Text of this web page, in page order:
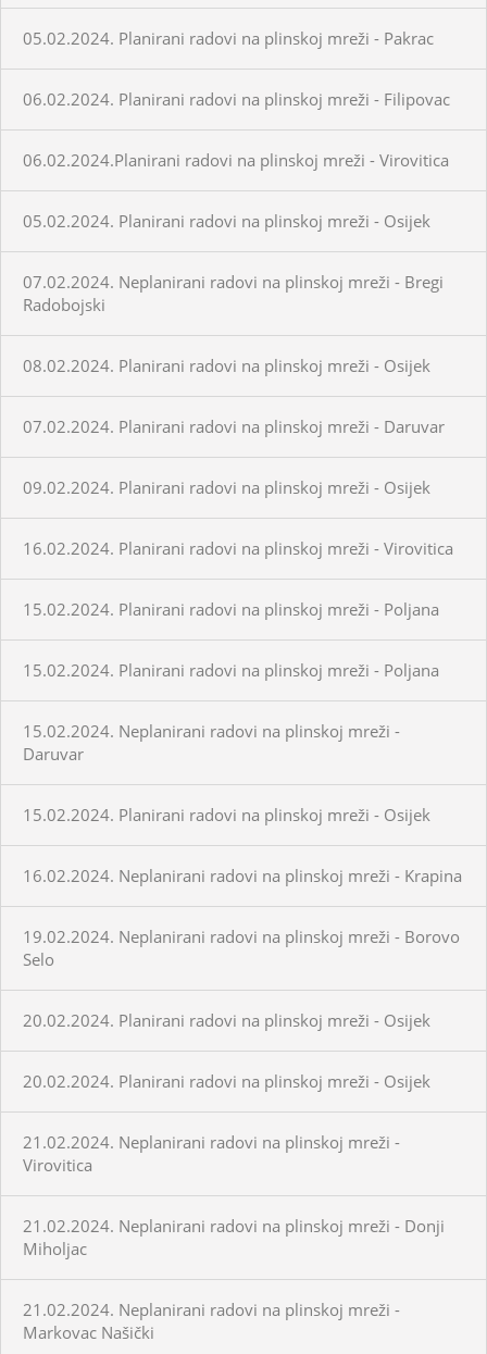
05.02.2024. Planirani radovi na plinskoj mreži - Pakrac
06.02.2024. Planirani radovi na plinskoj mreži - Filipovac
06.02.2024.Planirani radovi na plinskoj mreži - Virovitica
05.02.2024. Planirani radovi na plinskoj mreži - Osijek
07.02.2024. Neplanirani radovi na plinskoj mreži - Bregi
Radobojski
08.02.2024. Planirani radovi na plinskoj mreži - Osijek
07.02.2024. Planirani radovi na plinskoj mreži - Daruvar
09.02.2024. Planirani radovi na plinskoj mreži - Osijek
16.02.2024. Planirani radovi na plinskoj mreži - Virovitica
15.02.2024. Planirani radovi na plinskoj mreži - Poljana
15.02.2024. Planirani radovi na plinskoj mreži - Poljana
15.02.2024. Neplanirani radovi na plinskoj mreži -
Daruvar
15.02.2024. Planirani radovi na plinskoj mreži - Osijek
16.02.2024. Neplanirani radovi na plinskoj mreži - Krapina
19.02.2024. Neplanirani radovi na plinskoj mreži - Borovo
Selo
20.02.2024. Planirani radovi na plinskoj mreži - Osijek
20.02.2024. Planirani radovi na plinskoj mreži - Osijek
21.02.2024. Neplanirani radovi na plinskoj mreži -
Virovitica
21.02.2024. Neplanirani radovi na plinskoj mreži - Donji
Miholjac
21.02.2024. Neplanirani radovi na plinskoj mreži -
Markovac Našički